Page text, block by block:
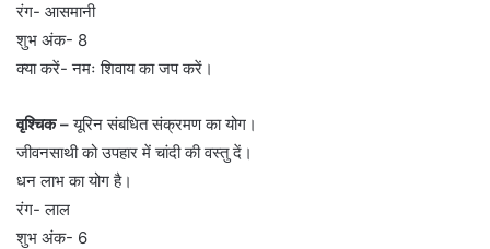
रंग- आसमानी
शुभ अंक- 8
क्या करें- नमः शिवाय का जप करें।
वृश्चिक –यूरिन संबधित संक्रमण का योग।
जीवनसाथी को उपहार में चांदी की वस्तु दें।
धन लाभ का योग है।
रंग- लाल
शुभ अंक- 6